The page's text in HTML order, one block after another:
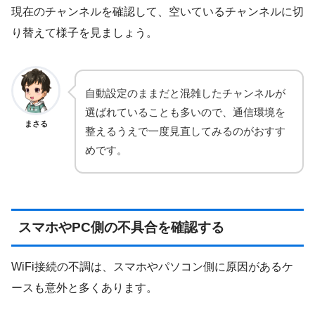
現在のチャンネルを確認して、空いているチャンネルに切
り替えて様子を見ましょう。
まさる
自動設定のままだと混雑したチャンネルが
選ばれていることも多いので、通信環境を
整えるうえで一度見直してみるのがおすす
めです。
スマホやPC側の不具合を確認する
WiFi接続の不調は、スマホやパソコン側に原因があるケ
ースも意外と多くあります。